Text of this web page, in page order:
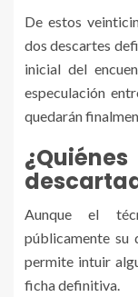
De estos
dos descartes
inicial del
especulación
quedarán
Aunque el
públicamente su
permite intuir
ficha definitiva.